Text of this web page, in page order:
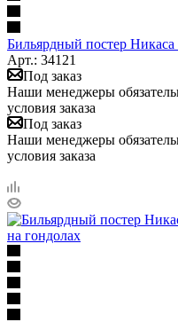
Бильярдный постер
Арт.: 34121
Под заказ
Наши менеджеры
условия заказа
Под заказ
Наши менеджеры
условия заказа